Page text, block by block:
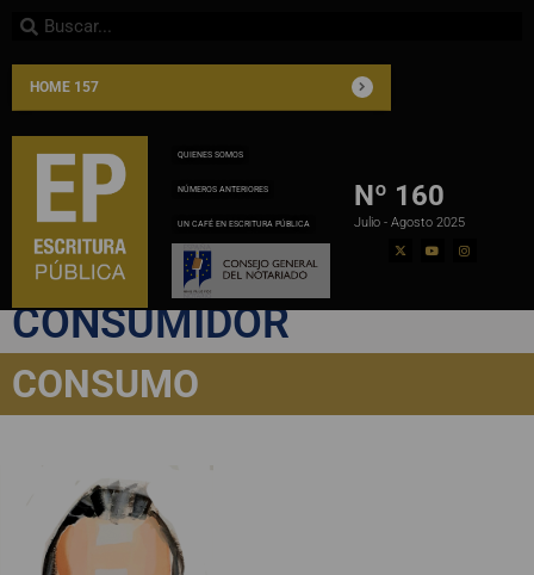
HOME 157
QUIENES SOMOS
NÚMEROS ANTERIORES
UN CAFÉ EN ESCRITURA PÚBLICA
Nº 160
Julio - Agosto 2025
PROTECCIÓN AL
CONSUMIDOR
CONSUMO